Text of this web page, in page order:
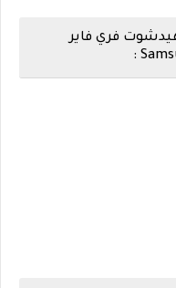
فري فاير